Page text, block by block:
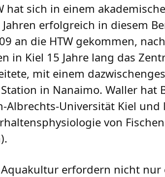
hat sich in einem
erfolgreich in diesem
an die HTW gekommen,
in Kiel 15 Jahre lang das
mit einem
in Nanaimo. Waller
Albrechts-Universität Kiel
von
erfordern nicht